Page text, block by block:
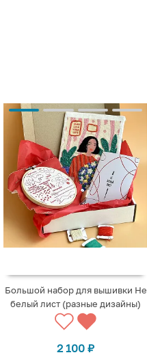
Большой набор для вышивки Не
белый лист (разные дизайны)
2 100 ₽